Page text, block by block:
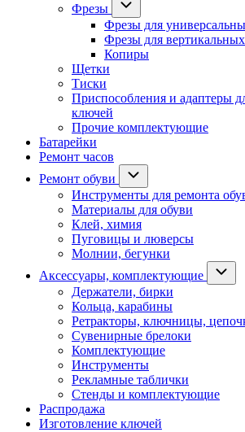
Фрезы
Фрезы для
Фрезы для вертикальных
Копиры
Щетки
Тиски
Приспособления и адаптеры
ключей
Прочие комплектующие
Батарейки
Ремонт часов
Ремонт обуви
Инструменты для ремонта
Материалы для обуви
Клей, химия
Пуговицы и люверсы
Молнии, бегунки
Аксессуары, комплектующие
Держатели, бирки
Кольца, карабины
Ретракторы, ключницы,
Сувенирные брелоки
Комплектующие
Инструменты
Рекламные таблички
Стенды и комплектующие
Распродажа
Изготовление ключей